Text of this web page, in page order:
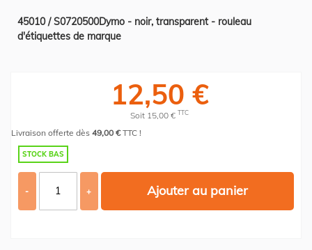
45010 / S0720500Dymo - noir, transparent - rouleau
d'étiquettes de marque
12,50 €
Soit 15,00 € TTC
Livraison offerte dès 49,00 €TTC !
STOCK BAS
- + Ajouter au panier